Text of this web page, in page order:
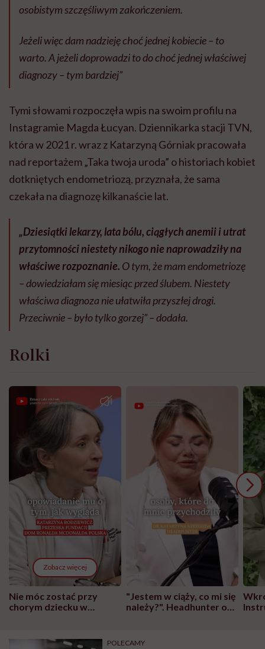
osobistym szczęśliwym zakończeniem.
Jeżeli więc dam nadzieję choć jednej kobiecie – to
warto. A jeżeli doprowadzi to do choć jednej właściwej
diagnozy – tym bardziej”
Tymi słowami rozpoczęła wpis na swoim profilu na
Instagramie Magda Łucyan. Dziennikarka stacji TVN,
która w 2021 r. wraz z Katarzyną Górniak pracowała
nad reportażem „Taka twoja uroda” o historiach kobiet
dotkniętych endometriozą, przyznała, że sama
czekała na diagnozę kilkanaście lat.
„Dziesiątki lekarzy, lata bólu, ciągłych anemii i utrat
przytomności niestety nikogo nie naprowadziły na
właściwe rozpoznanie. O tym, że mam endometriozę
– dowiedziałam się miesiąc przed ślubem. Niestety
właściwa diagnoza nie ułatwiła przyszłej drogi.
Przeciwnie – było tylko gorzej” – dodała.
Rolki
Zobacz więcej
Nie móc zostać przy
chorym dziecku w
może chyba tylko
"Jestem w ciąży, co mi się
należy?". Headhunter o
pracy
POLECAMY